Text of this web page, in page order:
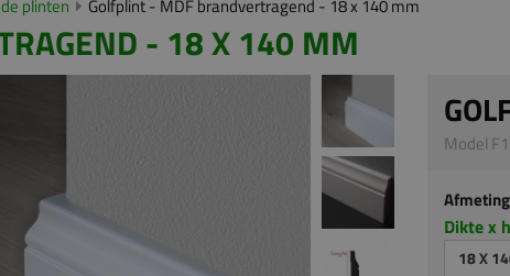
plinten Golfplint - MDF brandvertragend - 18 x 140 mm
- 18 X 140 MM
Model
Afmeting
Dikte x
18 X